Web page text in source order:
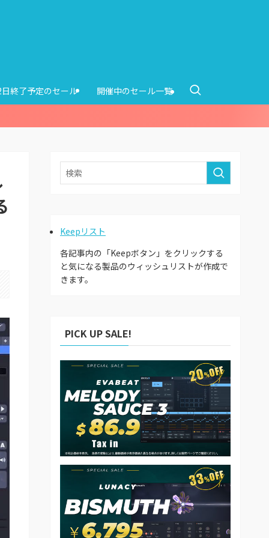
終了予定のセール 開催中のセール一覧
Keepリスト
各記事内の「Keepボタン」をクリックする
と気になる製品のウィッシュリストが作成で
きます。
PICK UP SALE!